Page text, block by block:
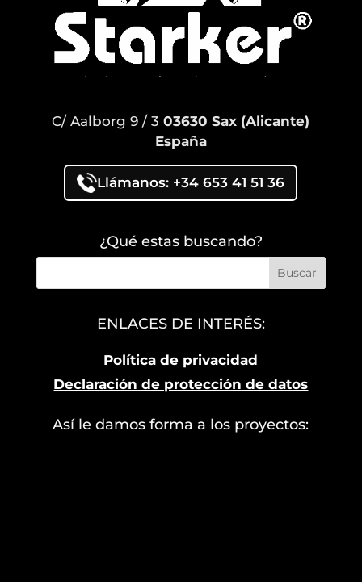
C/ Aalborg 9 / 303630 Sax (Alicante)
España
Llámanos: +34 653 41 51 36
¿Qué estas buscando?
ENLACES DE INTERÉS:
Política de privacidad
Declaración de protección de datos
Así le damos forma a los proyectos: